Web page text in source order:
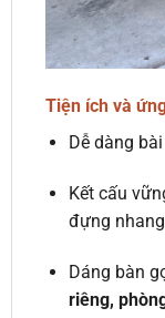
Tiện ích và
Dễ dàng
Kết cấu
đựng
Dáng bàn
riêng,